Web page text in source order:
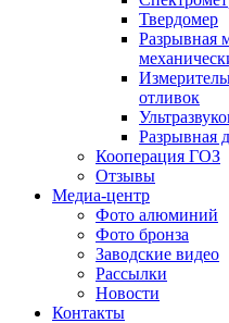
Твердомер
Разрывная
отливок
Разрывная
Кооперация ГОЗ
Отзывы
Медиа-центр
Фото алюминий
Фото бронза
Заводские видео
Рассылки
Новости
Контакты